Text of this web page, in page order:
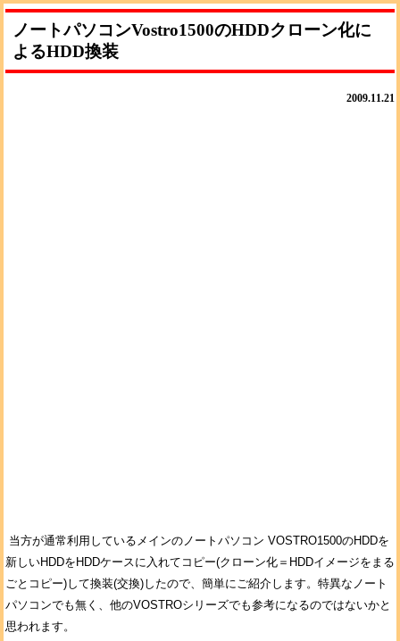
ノートパソコンVostro1500のHDDクローン化に
よるHDD換装
2009.11.21
当方が通常利用しているメインのノートパソコン VOSTRO1500のHDDを
新しいHDDをHDDケースに入れてコピー(クローン化＝HDDイメージをまる
ごとコピー)して換装(交換)したので、簡単にご紹介します。特異なノート
パソコンでも無く、他のVOSTROシリーズでも参考になるのではないかと
思われます。